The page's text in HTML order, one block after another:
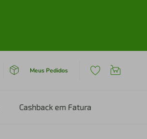
Meus Pedidos
Cashback em Fatura